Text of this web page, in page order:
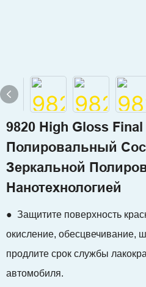
9820 High Gloss
Полировальный
Зеркальной
Нанотехнологией
● Защитите поверхность
окисление, обесцвечивание,
продлите срок службы
автомобиля.